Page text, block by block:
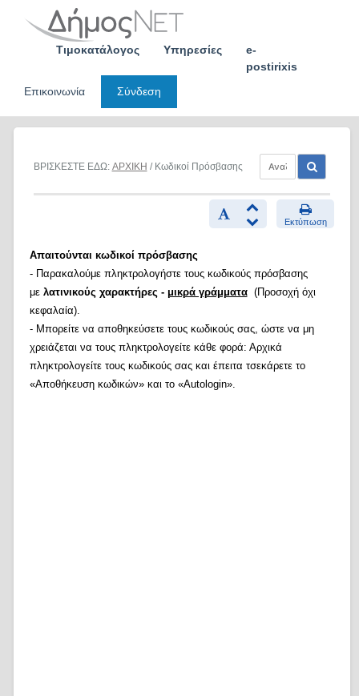
Τιμοκατάλογος Υπηρεσίες
e-
postirixis
Επικοινωνία
Σύνδεση
ΒΡΙΣΚΕΣΤΕ ΕΔΩ: ΑΡΧΙΚΗ / Κωδικοί Πρόσβασης
Εκτύπωση
Απαιτούνται κωδικοί πρόσβασης
- Παρακαλούμε πληκτρολογήστε τους κωδικούς πρόσβασης
με λατινικούς χαρακτήρες - μικρά γράμματα(Προσοχή όχι
κεφαλαία).
- Μπορείτε να αποθηκεύσετε τους κωδικούς σας, ώστε να μη
χρειάζεται να τους πληκτρολογείτε κάθε φορά: Αρχικά
πληκτρολογείτε τους κωδικούς σας και έπειτα τσεκάρετε το
«Αποθήκευση κωδικών» και το «Autologin».